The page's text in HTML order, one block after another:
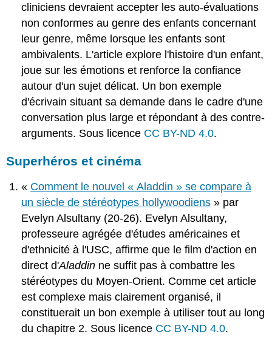
cliniciens devraient accepter les auto-évaluations
non conformes au genre des enfants concernant
leur genre, même lorsque les enfants sont
ambivalents. L'article explore l'histoire d'un enfant,
joue sur les émotions et renforce la confiance
autour d'un sujet délicat. Un bon exemple
d'écrivain situant sa demande dans le cadre d'une
conversation plus large et répondant à des contre-
arguments. Sous licence CC BY-ND 4.0.
Superhéros et cinéma
« Comment le nouvel « Aladdin » se compare à
un siècle de stéréotypes hollywoodiens » par
Evelyn Alsultany (20-26). Evelyn Alsultany,
professeure agrégée d'études américaines et
d'ethnicité à l'USC, affirme que le film d'action en
direct d'Aladdin ne suffit pas à combattre les
stéréotypes du Moyen-Orient. Comme cet article
est complexe mais clairement organisé, il
constituerait un bon exemple à utiliser tout au long
du chapitre 2. Sous licence CC BY-ND 4.0.